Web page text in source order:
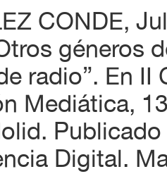
CONDE,
géneros
radio”. En
Mediática,
Digital.